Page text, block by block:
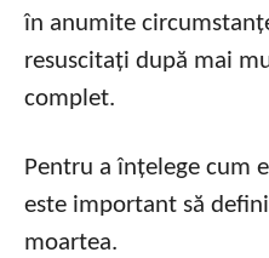
în anumite
resuscitați după mai
complet.
Pentru a înțelege cum
este important să
moartea.